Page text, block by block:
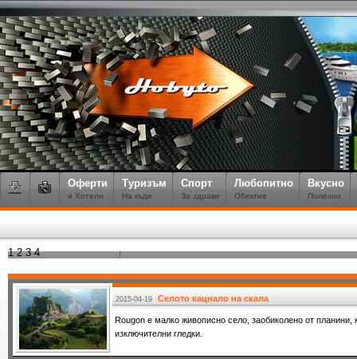
Оферти
и Хотели
Туризъм
На къде
Спорт
За здраве
Любопитно
Обектив
Вкусно
Полезно
1 2 3 4
2015-04-19 Селото кацнало на скала
Rougon е малко живописно село, заобиколено от планини,
изключителни гледки.